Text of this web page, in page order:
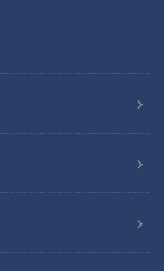
ト！】